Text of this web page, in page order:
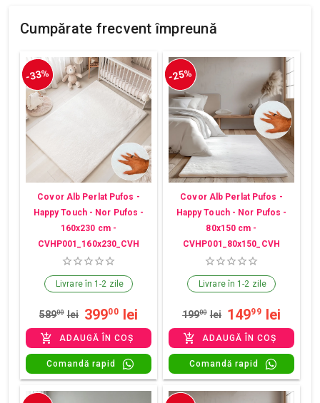
Cumpărate frecvent împreună
-33%
Covor Alb Perlat Pufos -
Happy Touch - Nor Pufos -
160x230 cm -
CVHP001_160x230_CVH
Livrare în 1-2 zile
58900 lei 39900 lei
ADAUGĂ ÎN COȘ
Comandă rapid
-25%
Covor Alb Perlat Pufos -
Happy Touch - Nor Pufos -
80x150 cm -
CVHP001_80x150_CVH
Livrare în 1-2 zile
19900 lei 14999 lei
ADAUGĂ ÎN COȘ
Comandă rapid